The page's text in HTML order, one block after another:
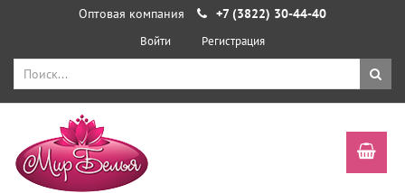
Оптовая компания +7 (3822) 30-44-40
Войти Регистрация